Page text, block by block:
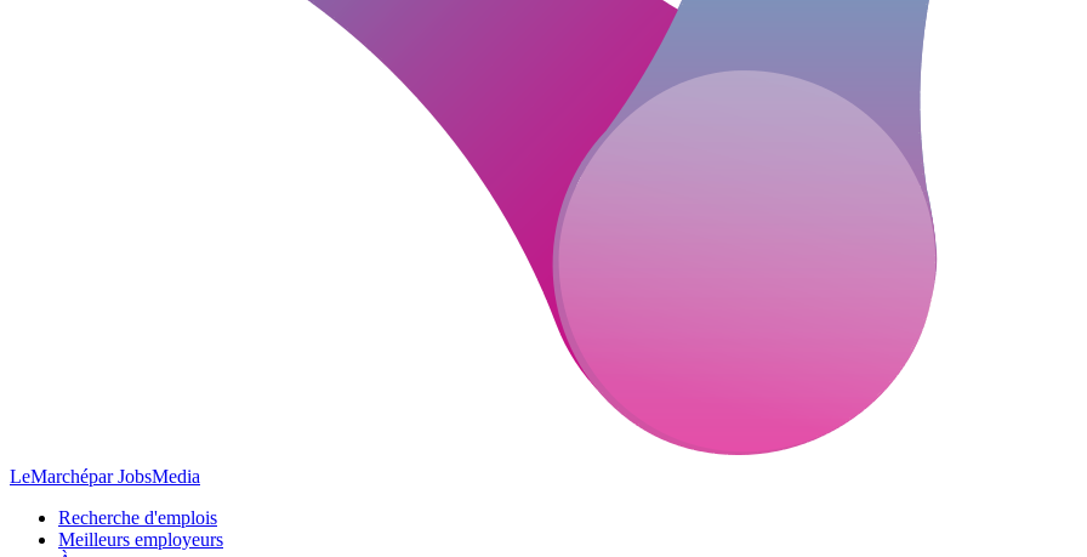
LeMarchépar JobsMedia
Recherche d'emplois
Meilleurs employeurs